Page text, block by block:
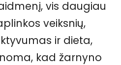
vis daugiau
veiksnių,
ir dieta,
kad žarnyno